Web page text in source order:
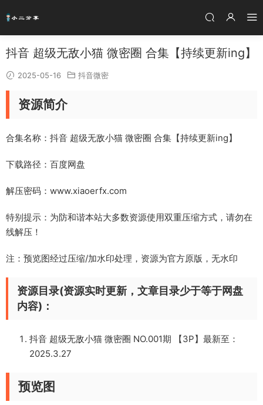
抖音 超级无敌小猫 微密圈 合集【持续更新ing】
2025-05-16 抖音微密
资源简介
合集名称：抖音 超级无敌小猫 微密圈 合集【持续更新ing】
下载路径：百度网盘
解压密码：www.xiaoerfx.com
特别提示：为防和谐本站大多数资源使用双重压缩方式，请勿在
线解压！
注：预览图经过压缩/加水印处理，资源为官方原版，无水印
资源目录(资源实时更新，文章目录少于等于网盘
内容)：
抖音 超级无敌小猫 微密圈 NO.001期 【3P】最新至：
2025.3.27
预览图